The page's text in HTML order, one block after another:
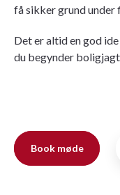
få sikker grund under
Det er altid en god
du begynder
Book møde